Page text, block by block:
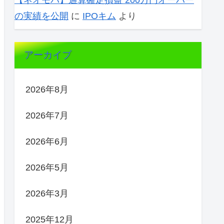
の実績を公開 に IPOキム より
アーカイブ
2026年8月
2026年7月
2026年6月
2026年5月
2026年3月
2025年12月